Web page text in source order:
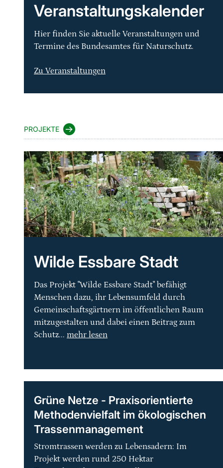
Veranstaltungskalender
Hier finden Sie aktuelle Veranstaltungen und
Termine des Bundesamtes für Naturschutz.
Zu Veranstaltungen
PROJEKTE
Wilde Essbare Stadt
Das Projekt "Wilde Essbare Stadt" befähigt
Menschen dazu, ihr Lebensumfeld durch
Gemeinschaftsgärtnern im öffentlichen Raum
mitzugestalten und dabei einen Beitrag zum
Schutz... mehr lesen
Grüne Netze - Praxisorientierte
Methodenvielfalt im ökologischen
Trassenmanagement
Stromtrassen werden zu Lebensadern: Im
Projekt werden rund 250 Hektar